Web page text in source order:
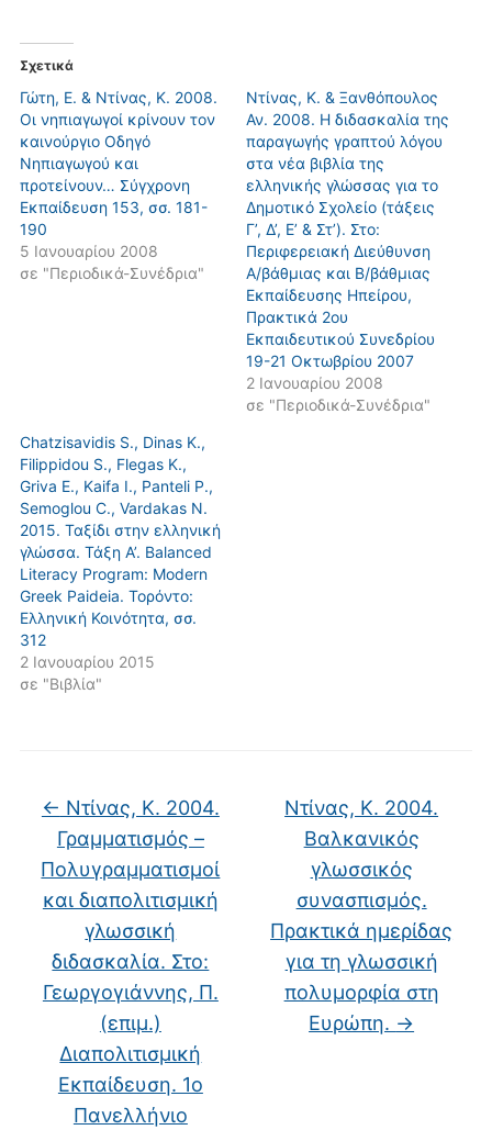
Σχετικά
Γώτη, Ε. & Ντίνας, Κ. 2008.
Οι νηπιαγωγοί κρίνουν τον
καινούργιο Οδηγό
Νηπιαγωγού και
προτείνουν… Σύγχρονη
Eκπαίδευση 153, σσ. 181-
190
5 Ιανουαρίου 2008
σε "Περιοδικά-Συνέδρια"
Ντίνας, Κ. & Ξανθόπουλος
Αν. 2008. Η διδασκαλία της
παραγωγής γραπτού λόγου
στα νέα βιβλία της
ελληνικής γλώσσας για το
Δημοτικό Σχολείο (τάξεις
Γ’, Δ’, Ε’ & Στ’). Στο:
Περιφερειακή Διεύθυνση
Α/βάθμιας και Β/βάθμιας
Εκπαίδευσης Ηπείρου,
Πρακτικά 2ου
Εκπαιδευτικού Συνεδρίου
19-21 Οκτωβρίου 2007
2 Ιανουαρίου 2008
σε "Περιοδικά-Συνέδρια"
Chatzisavidis S., Dinas K.,
Filippidou S., Flegas K.,
Griva E., Kaifa I., Panteli P.,
Semoglou C., Vardakas N.
2015. Ταξίδι στην ελληνική
γλώσσα. Τάξη Α’. Balanced
Literacy Program: Modern
Greek Paideia. Τορόντο:
Ελληνική Κοινότητα, σσ.
312
2 Ιανουαρίου 2015
σε "Βιβλία"
← Ντίνας, Κ. 2004.
Γραμματισμός –
Πολυγραμματισμοί
και διαπολιτισμική
γλωσσική
διδασκαλία. Στο:
Γεωργογιάννης, Π.
(επιμ.)
Διαπολιτισμική
Εκπαίδευση. 1ο
Πανελλήνιο
Ντίνας, Κ. 2004.
Βαλκανικός
γλωσσικός
συνασπισμός.
Πρακτικά ημερίδας
για τη γλωσσική
πολυμορφία στη
Ευρώπη. →